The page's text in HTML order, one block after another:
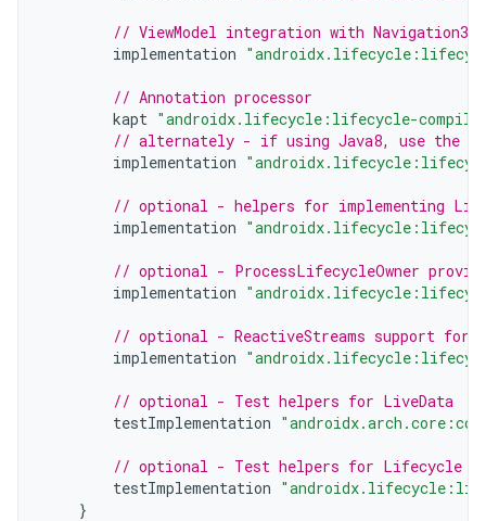
// ViewModel integration with Navigation3
implementation
// Annotation processor
kapt "androidx.lifecycle:lifecycle-
// alternately - if using Java8, use the
implementation
// optional - helpers for implementing
implementation
// optional - ProcessLifecycleOwner
implementation
// optional - ReactiveStreams support for
implementation
// optional - Test helpers for LiveData
testImplementation
// optional - Test helpers for Lifecycle
testImplementation
}